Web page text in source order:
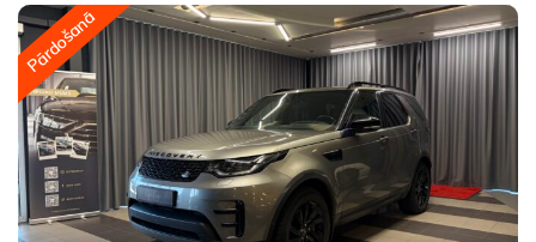
Pārdošanā